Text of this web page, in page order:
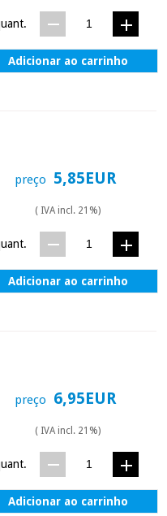
Adicionar ao carrinho
preço 5,85EUR
( IVA incl. 21%)
Adicionar ao carrinho
preço 6,95EUR
( IVA incl. 21%)
Adicionar ao carrinho